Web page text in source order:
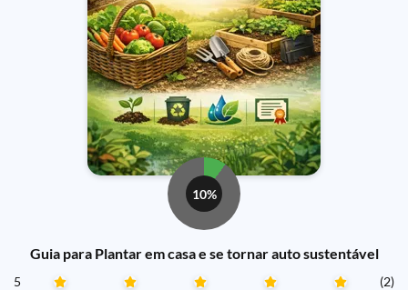
10%
Guia para Plantar em casa e se tornar auto sustentável
5
(2)